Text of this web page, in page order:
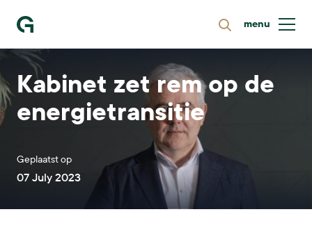
Zoeken
menu
Kabinet zet rem op de
energietransitie
Geplaatst op
07 July 2023